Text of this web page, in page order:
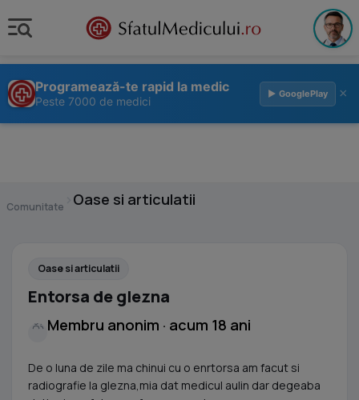
Programează-te rapid la medic
Peste 7000 de medici
▶ GooglePlay ×
Comunitate Oase si articulatii
Oase si articulatii
Entorsa de glezna
Membru anonim · acum 18 ani
De o luna de zile ma chinui cu o enrtorsa am facut si
radiografie la glezna,mia dat medicul aulin dar degeaba